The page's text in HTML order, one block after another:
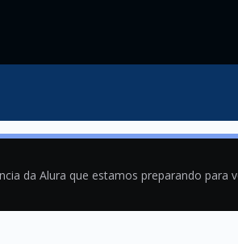
da Alura que estamos preparando